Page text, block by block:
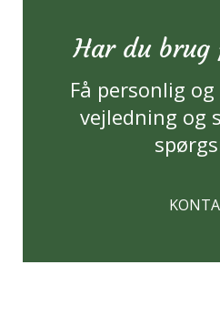
Har du
Få personlig
vejledning og